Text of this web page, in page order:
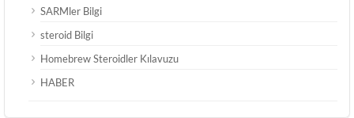
SARMler Bilgi
steroid Bilgi
Homebrew Steroidler Kılavuzu
HABER